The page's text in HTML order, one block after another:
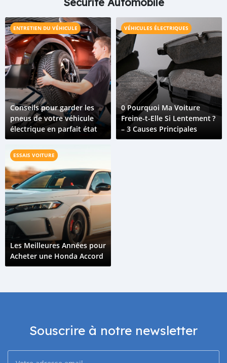
ENTRETIEN DU VÉHICULE
Conseils pour garder les
pneus de votre véhicule
électrique en parfait état
VÉHICULES ÉLECTRIQUES
0 Pourquoi Ma Voiture
Freine-t-Elle Si Lentement ?
– 3 Causes Principales
ESSAIS VOITURE
Les Meilleures Années pour
Acheter une Honda Accord
Souscrire à notre newsletter